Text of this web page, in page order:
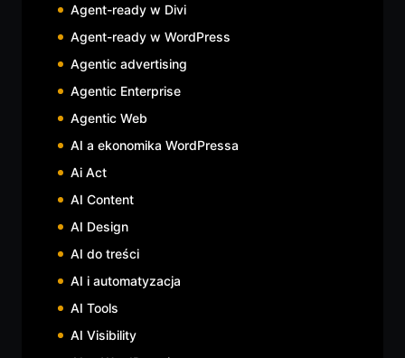
Agent-ready w Divi
Agent-ready w WordPress
Agentic advertising
Agentic Enterprise
Agentic Web
AI a ekonomika WordPressa
Ai Act
AI Content
AI Design
AI do treści
AI i automatyzacja
AI Tools
AI Visibility